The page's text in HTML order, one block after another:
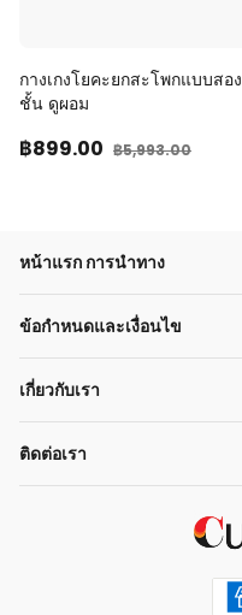
กางเกงโยคะยกสะโพกแบบสอง
ชั้น ดูผอม
฿899.00 ฿5,993.00
หน้าแรก การนำทาง
ข้อกำหนดและเงื่อนไข
เกี่ยวกับเรา
ติดต่อเรา